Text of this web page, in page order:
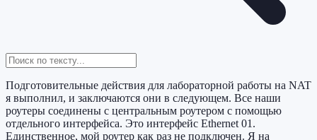
Подготовительные действия для лабораторной работы на NAT
я выполнил, и заключаются они в следующем. Все наши
роутеры соединены с центральным роутером с помощью
отдельного интерфейса. Это интерфейс Ethernet 01.
Единственное, мой роутер как раз не подключен. Я на